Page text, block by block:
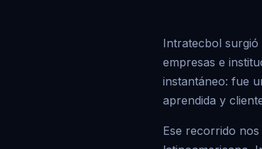
Intratecbol surgió
empresas e
instantáneo: fue
aprendida y
Ese recorrido